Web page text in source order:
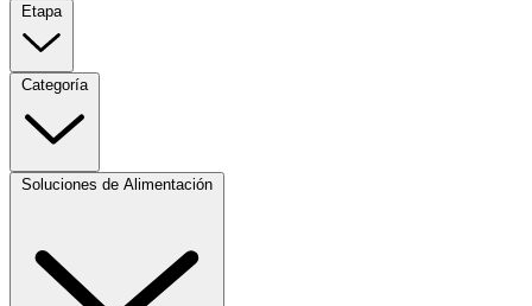
Etapa
Categoría
Soluciones de Alimentación